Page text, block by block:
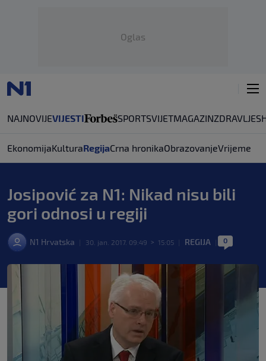
Oglas
NAJNOVIJEVIJESTI SPORTSVIJETMAGAZINZDRAVLJE
EkonomijaKulturaRegijaCrna hronikaObrazovanjeVrijeme
Josipović za N1: Nikad nisu bili
gori odnosi u regiji
N1 Hrvatska 30. jan. 2017. 09:49 > 15:05 REGIJA 0